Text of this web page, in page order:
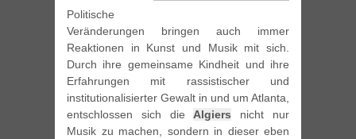
Politische
Veränderungen bringen auch immer
Reaktionen in Kunst und Musik mit sich.
Durch ihre gemeinsame Kindheit und ihre
Erfahrungen mit rassistischer und
institutionalisierter Gewalt in und um Atlanta,
entschlossen sich dieAlgiers nicht nur
Musik zu machen, sondern in dieser eben